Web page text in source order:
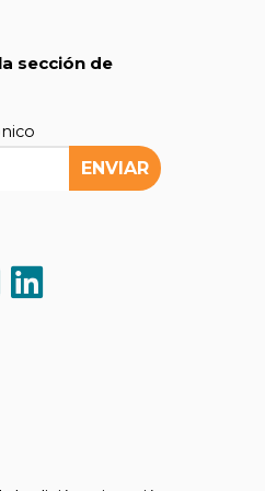
sección de